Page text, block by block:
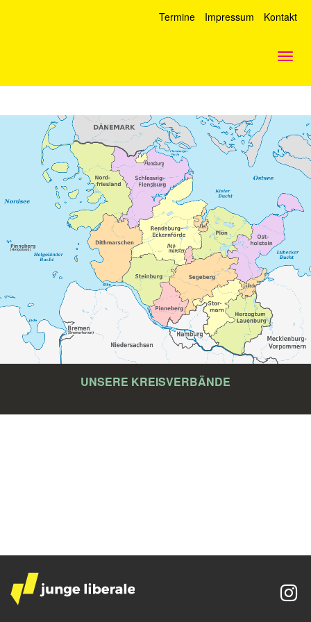
Termine Impressum Kontakt
UNSERE KREISVERBÄNDE